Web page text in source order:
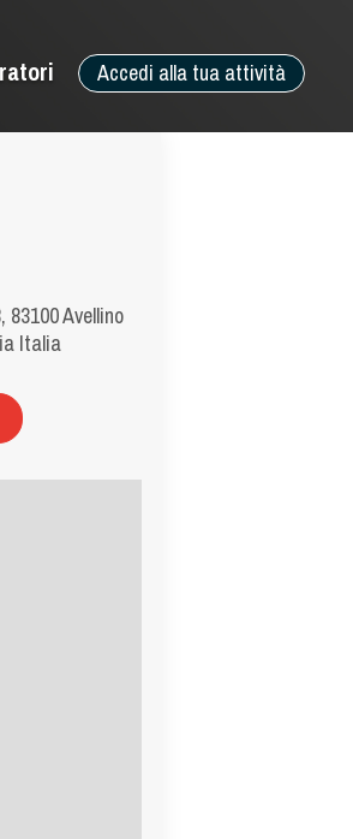
Accedi alla tua attività
Avellino
Italia